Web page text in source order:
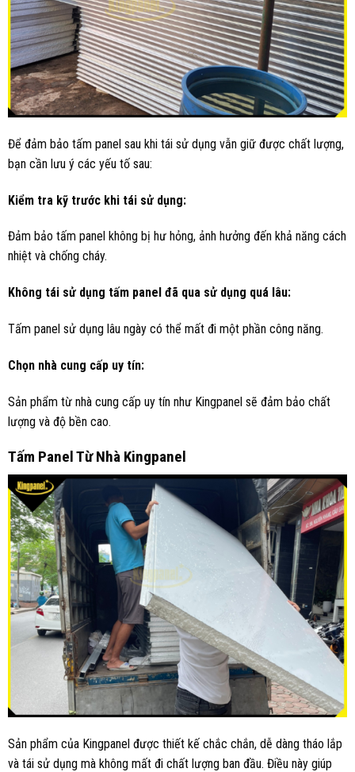
Để đảm bảo tấm panel sau khi tái sử dụng vẫn giữ được chất lượng,
bạn cần lưu ý các yếu tố sau:
Kiểm tra kỹ trước khi tái sử dụng:
Đảm bảo tấm panel không bị hư hỏng, ảnh hưởng đến khả năng cách
nhiệt và chống cháy.
Không tái sử dụng tấm panel đã qua sử dụng quá lâu:
Tấm panel sử dụng lâu ngày có thể mất đi một phần công năng.
Chọn nhà cung cấp uy tín:
Sản phẩm từ nhà cung cấp uy tín như Kingpanel sẽ đảm bảo chất
lượng và độ bền cao.
Tấm Panel Từ Nhà Kingpanel
Sản phẩm của Kingpanel được thiết kế chắc chắn, dễ dàng tháo lắp
và tái sử dụng mà không mất đi chất lượng ban đầu. Điều này giúp